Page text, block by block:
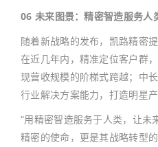
06 未来图景：精密智造服务人
随着新战略的发布，凯路精密
在近几年内，精准定位客户群
现营收规模的阶梯式跨越；中
行业解决方案能力，打造明星产
“用精密智造服务于人类，让
精密的使命，更是其战略转型